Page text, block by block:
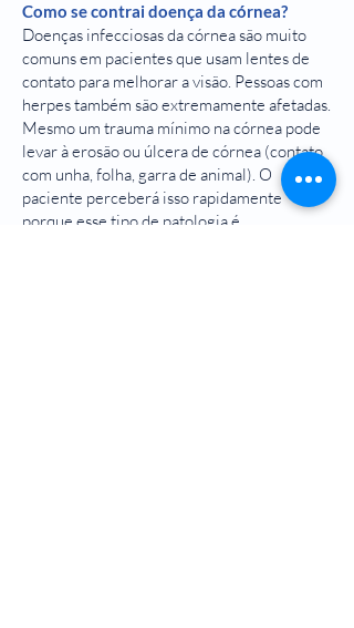
Como se contrai doença da córnea?
Doenças infecciosas da córnea são muito
comuns em pacientes que usam lentes de
contato para melhorar a visão. Pessoas com
herpes também são extremamente afetadas.
Mesmo um trauma mínimo na córnea pode
levar à erosão ou úlcera de córnea (contato
com unha, folha, garra de animal). O
paciente perceberá isso rapidamente
porque esse tipo de patologia é